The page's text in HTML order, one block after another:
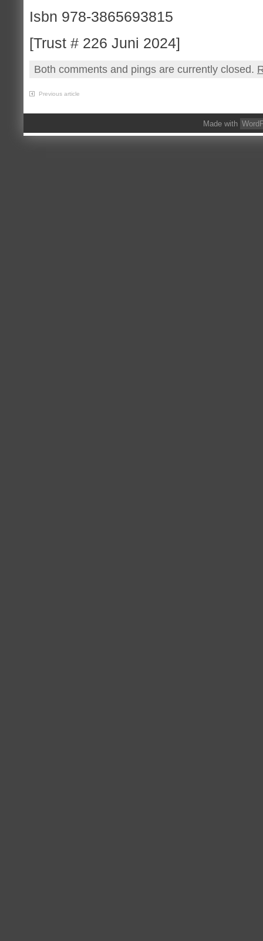
Isbn 978-3865693815
[Trust # 226 Juni 2024]
Both comments and pings are currently closed.
Previous article
Made with